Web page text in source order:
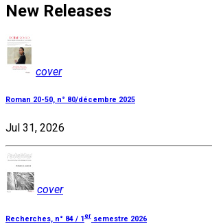
New Releases
cover
Roman 20-50, n° 80/décembre 2025
Jul 31, 2026
cover
Recherches, n° 84 / 1 er semestre 2026